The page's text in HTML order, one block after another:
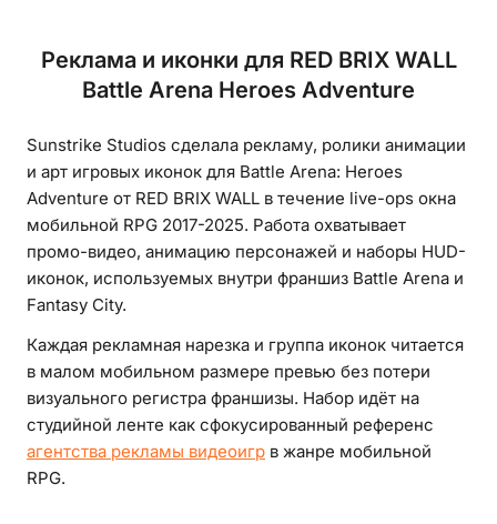
2D ПЕРСОНАЖИ
ФОНЫ И ЛОКАЦИИ
ИГРОВОЙ АРТ С ИИ
КАРЬЕРА
Реклама и иконки для RED BRIX WALL
Battle Arena Heroes Adventure
Sunstrike Studios сделала рекламу, ролики анимации
и арт игровых иконок для Battle Arena: Heroes
Adventure от RED BRIX WALL в течение live-ops окна
мобильной RPG 2017-2025. Работа охватывает
промо-видео, анимацию персонажей и наборы HUD-
иконок, используемых внутри франшиз Battle Arena и
Fantasy City.
Каждая рекламная нарезка и группа иконок читается
в малом мобильном размере превью без потери
визуального регистра франшизы. Набор идёт на
студийной ленте как сфокусированный референс
агентства рекламы видеоигр в жанре мобильной
RPG.